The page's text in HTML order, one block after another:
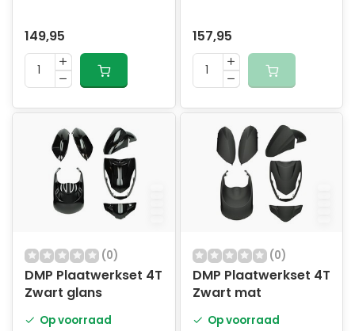
149,95 157,95
(0)
DMP Plaatwerkset 4T
Zwart glans
Op voorraad
(0)
DMP Plaatwerkset 4T
Zwart mat
Op voorraad